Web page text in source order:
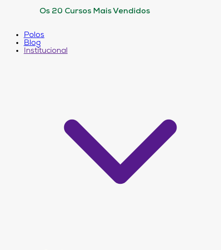
Os 20 Cursos Mais Vendidos
Polos
Blog
Institucional